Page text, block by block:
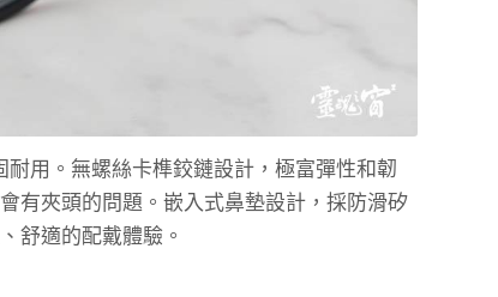
用。無螺絲卡榫鉸鏈設計，極富彈性和韌
有夾頭的問題。嵌入式鼻墊設計，採防滑矽
舒適的配戴體驗。